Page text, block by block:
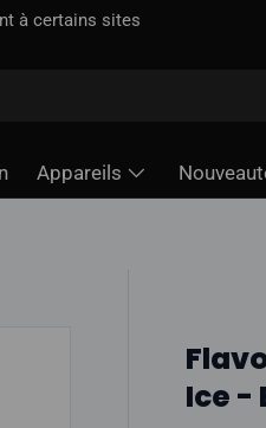
à certains sites
Appareils
Ice -